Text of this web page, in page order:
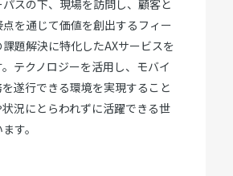
スの下、現場を訪問し、顧客と
を通じて価値を創出するフィー
題解決に特化したAXサービスを
テクノロジーを活用し、モバイ
遂行できる環境を実現すること
況にとらわれずに活躍できる世
す。